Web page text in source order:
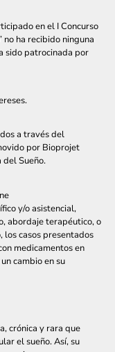
en el I Concurso
no ha recibido ninguna
sido patrocinada por
a través del
por Bioprojet
del Sueño.
y/o asistencial,
abordaje terapéutico, o
casos presentados
medicamentos en
cambio en su
crónica y rara que
el sueño. Así, su